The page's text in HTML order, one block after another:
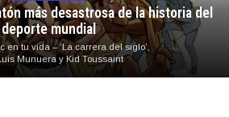
más desastrosa de la historia del
deporte mundial
en tu vida – ‘La carrera del siglo’,
Munuera y Kid Toussaint